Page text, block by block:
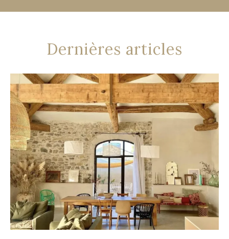
Dernières articles